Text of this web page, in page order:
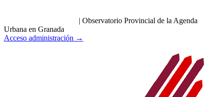
| Observatorio Provincial de la Agenda
Urbana en Granada
Acceso administración →